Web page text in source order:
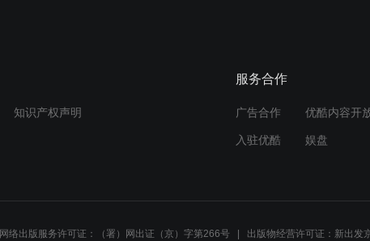
知识产权声明
服务合作
广告合作 优酷内容开
入驻优酷 娱盘
网络出版服务许可证：（署）网出证（京）字第266号 出版物经营许可证：新出发